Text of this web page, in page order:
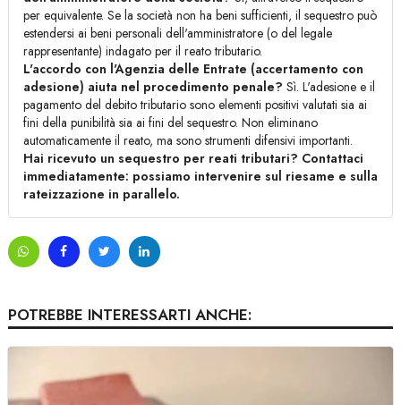
per equivalente. Se la società non ha beni sufficienti, il sequestro può
estendersi ai beni personali dell'amministratore (o del legale
rappresentante) indagato per il reato tributario.
L'accordo con l'Agenzia delle Entrate (accertamento con
adesione) aiuta nel procedimento penale? Sì. L'adesione e il
pagamento del debito tributario sono elementi positivi valutati sia ai
fini della punibilità sia ai fini del sequestro. Non eliminano
automaticamente il reato, ma sono strumenti difensivi importanti.
Hai ricevuto un sequestro per reati tributari? Contattaci
immediatamente: possiamo intervenire sul riesame e sulla
rateizzazione in parallelo.
POTREBBE INTERESSARTI ANCHE: